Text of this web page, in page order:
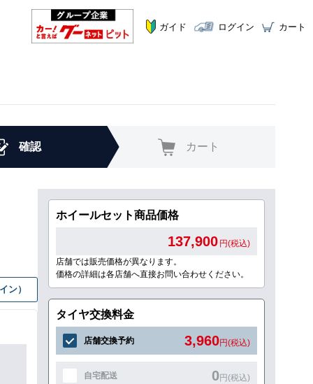
ガイド ログイン カート
確認 カート
ン）
ホイールセット商品価格
137,900 円(税込)
店舗では販売価格が異なります。
価格の詳細は各店舗へ直接お問い合わせください。
タイヤ交換料金
店舗交換予約 3,960円(税込)
自宅配送 0円(税込)